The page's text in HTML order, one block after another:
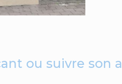
ou suivre son